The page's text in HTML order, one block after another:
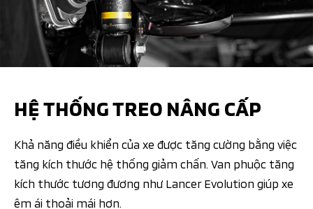
HỆ THỐNG TREO NÂNG CẤP
Khả năng điều khiển của xe được tăng cường bằng việc
tăng kích thước hệ thống giảm chấn. Van phuộc tăng
kích thước tương đương như Lancer Evolution giúp xe
êm ái thoải mái hơn.